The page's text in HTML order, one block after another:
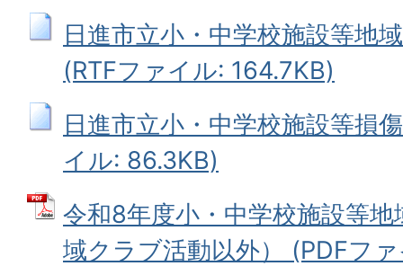
日進市立小・中学校施設等地
(RTFファイル: 164.7KB)
日進市立小・中学校施設等損
イル: 86.3KB)
令和8年度小・中学校施設等
域クラブ活動以外） (PDFフ